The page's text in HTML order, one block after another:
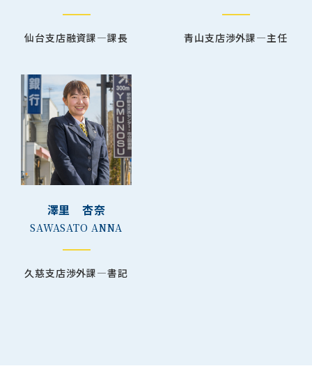
仙台支店融資課―課長 青山支店渉外課―主任
澤⾥ 杏奈
SAWASATO ANNA
久慈支店渉外課―書記